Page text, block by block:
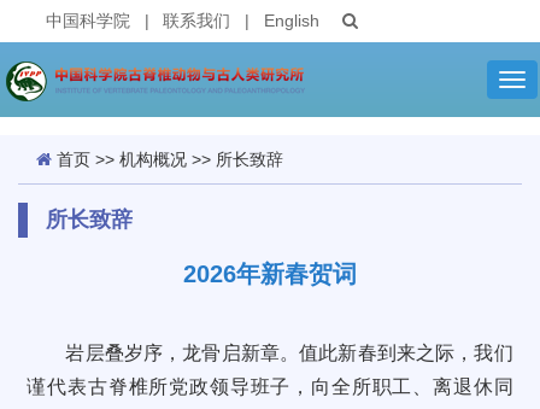
中国科学院 | 联系我们 | English
首页 >> 机构概况 >> 所长致辞
所长致辞
2026年新春贺词
岩层叠岁序，龙骨启新章。值此新春到来之际，我们
谨代表古脊椎所党政领导班子，向全所职工、离退休同